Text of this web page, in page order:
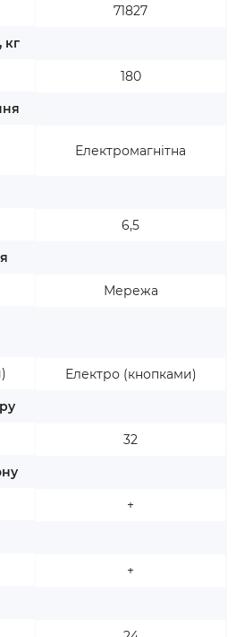
кг
71827
180
Електромагнітна
6,5
Мережа
Електро (кнопками)
32
+
+